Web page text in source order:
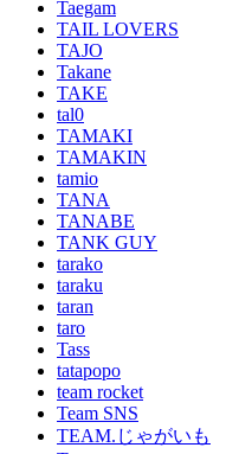
Taegam
TAIL LOVERS
TAJO
Takane
TAKE
tal0
TAMAKI
TAMAKIN
tamio
TANA
TANABE
TANK GUY
tarako
taraku
taran
taro
Tass
tatapopo
team rocket
Team SNS
TEAM.じゃがいも